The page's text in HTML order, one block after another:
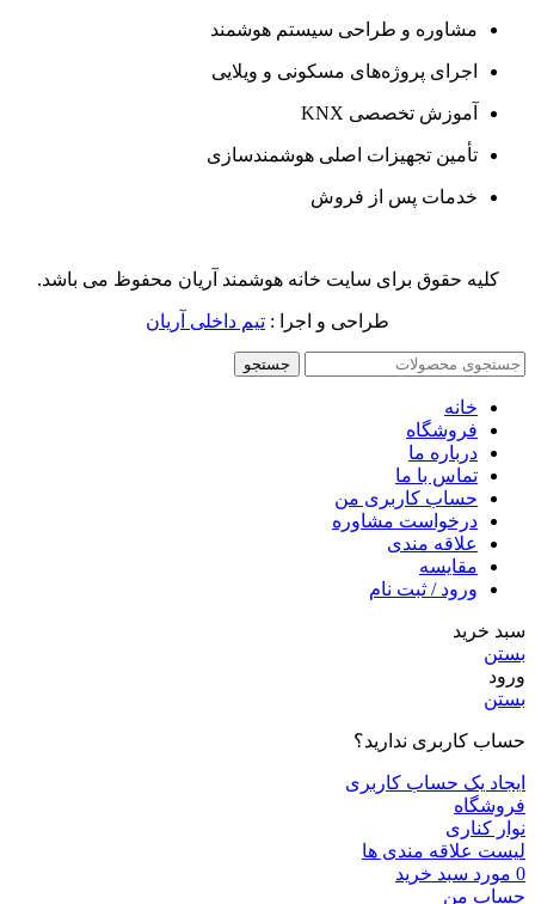
مشاوره و طراحی سیستم هوشمند
اجرای پروژه‌های مسکونی و ویلایی
آموزش تخصصی KNX
تأمین تجهیزات اصلی هوشمندسازی
خدمات پس از فروش
کلیه حقوق برای سایت خانه هوشمند آریان محفوظ می باشد.
طراحی و اجرا : تیم داخلی آریان
جستجو
خانه
فروشگاه
درباره ما
تماس با ما
حساب کاربری من
درخواست مشاوره
علاقه مندی
مقايسه
ورود / ثبت نام
سبد خرید
بستن
ورود
بستن
حساب کاربری ندارید؟
ایجاد یک حساب کاربری
فروشگاه
نوار کناری
لیست علاقه مندی ها
0 مورد سبد خرید
حساب من